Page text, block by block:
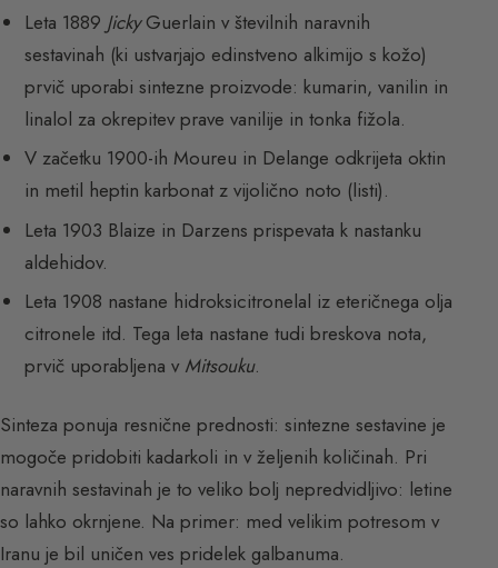
Leta 1889 JickyGuerlain v številnih naravnih
sestavinah (ki ustvarjajo edinstveno alkimijo s kožo)
prvič uporabi sintezne proizvode: kumarin, vanilin in
linalol za okrepitev prave vanilije in tonka fižola.
V začetku 1900-ih Moureu in Delange odkrijeta oktin
in metil heptin karbonat z vijolično noto (listi).
Leta 1903 Blaize in Darzens prispevata k nastanku
aldehidov.
Leta 1908 nastane hidroksicitronelal iz eteričnega olja
citronele itd. Tega leta nastane tudi breskova nota,
prvič uporabljena v Mitsouku.
Sinteza ponuja resnične prednosti: sintezne sestavine je
mogoče pridobiti kadarkoli in v željenih količinah. Pri
naravnih sestavinah je to veliko bolj nepredvidljivo: letine
so lahko okrnjene. Na primer: med velikim potresom v
Iranu je bil uničen ves pridelek galbanuma.